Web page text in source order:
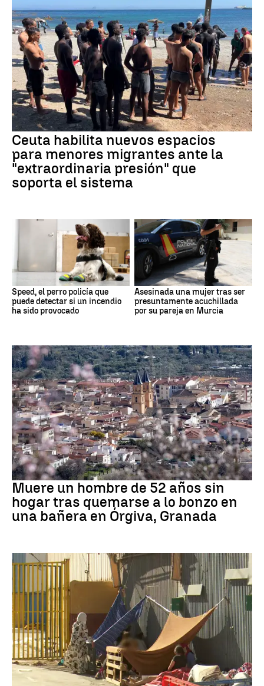
Ceuta habilita nuevos espacios
para menores migrantes ante la
"extraordinaria presión" que
soporta el sistema
Speed, el perro policía que
puede detectar si un incendio
ha sido provocado
Asesinada una mujer tras ser
presuntamente acuchillada
por su pareja en Murcia
andalucía
Muere un hombre de 52 años sin
hogar tras quemarse a lo bonzo en
una bañera en Órgiva, Granada
Ceuta